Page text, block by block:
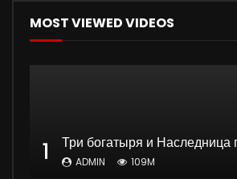
MOST VIEWED VIDEOS
1 ADMIN 109M